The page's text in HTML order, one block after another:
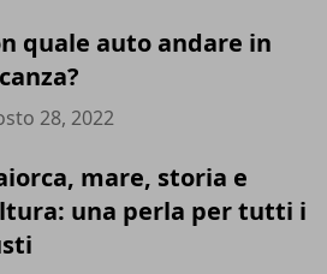
quale auto andare in
28, 2022
mare, storia e
una perla per tutti i